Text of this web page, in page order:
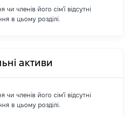
чи членів його сім'ї відсутні
в цьому розділі.
активи
чи членів його сім'ї відсутні
в цьому розділі.